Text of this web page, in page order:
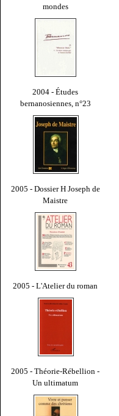
mondes
2004 - Études
bernanosiennes, n°23
2005 - Dossier H Joseph de
Maistre
2005 - L'Atelier du roman
2005 - Théorie-Rébellion -
Un ultimatum